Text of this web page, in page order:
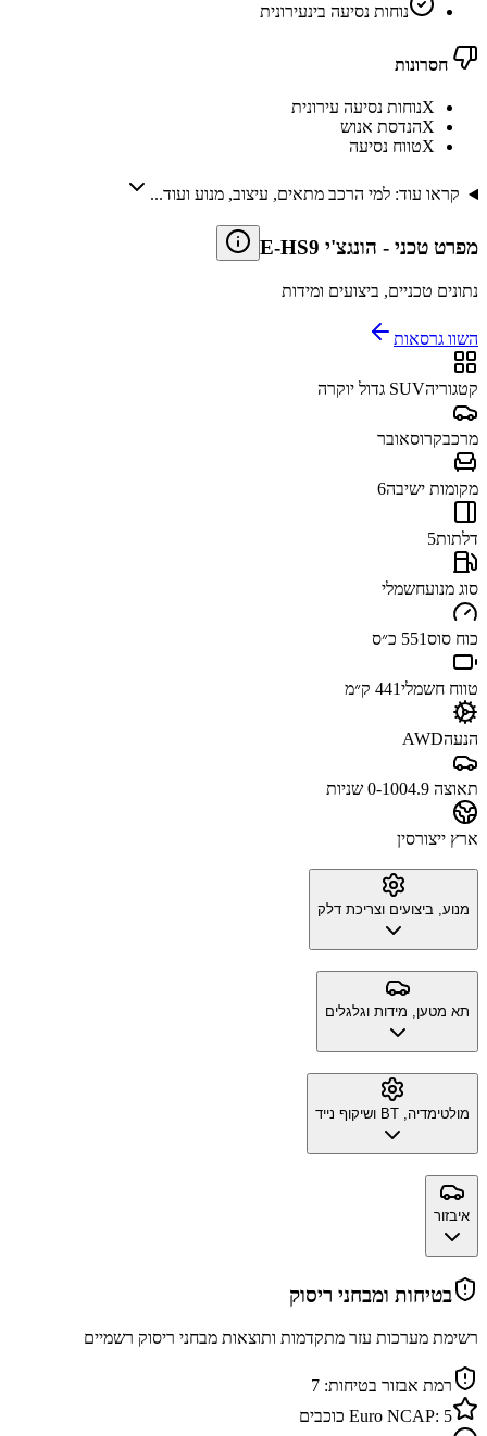
נוחות נסיעה בינעירונית
חסרונות
Xנוחות נסיעה עירונית
Xהנדסת אנוש
Xטווח נסיעה
קראו עוד: למי הרכב מתאים, עיצוב, מנוע ועוד...
מפרט טכני - הונגצ'י E-HS9
נתונים טכניים, ביצועים ומידות
השוו גרסאות
קטגוריהSUV גדול יוקרה
מרכבקרוסאובר
מקומות ישיבה6
דלתות5
סוג מנועחשמלי
כוח סוס551 כ״ס
טווח חשמלי441 ק״מ
הנעהAWD
תאוצה 0-100 4.9 שניות
ארץ ייצורסין
מנוע, ביצועים וצריכת דלק
תא מטען, מידות וגלגלים
מולטימדיה, BT ושיקוף נייד
איבזור
בטיחות ומבחני ריסוק
רשימת מערכות עזר מתקדמות ותוצאות מבחני ריסוק רשמיים
רמת אבזור בטיחות: 7
Euro NCAP: 5 כוכבים